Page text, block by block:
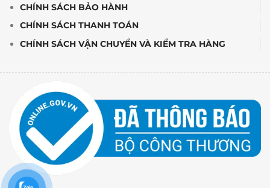
CHÍNH SÁCH BẢO HÀNH
CHÍNH SÁCH THANH TOÁN
CHÍNH SÁCH VẬN CHUYỂN VÀ KIỂM TRA HÀNG